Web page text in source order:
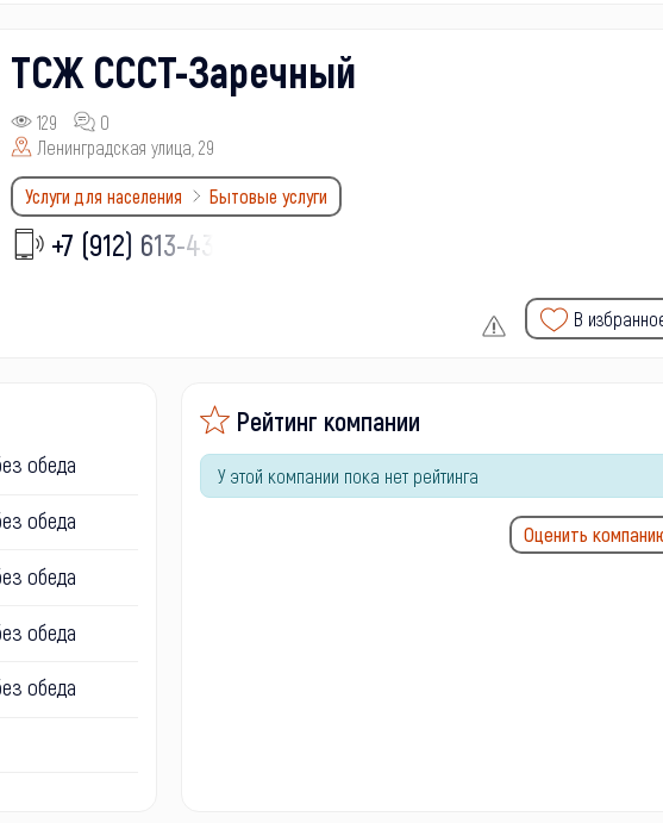
ТСЖ СССТ-Заречный
129
0
Ленинградская улица, 29
Услуги для населения Бытовые услуги
+7 (912) 613-43-
В
обеда
обеда
обеда
обеда
обеда
Рейтинг компании
У этой компании пока нет рейтинга
Оценить